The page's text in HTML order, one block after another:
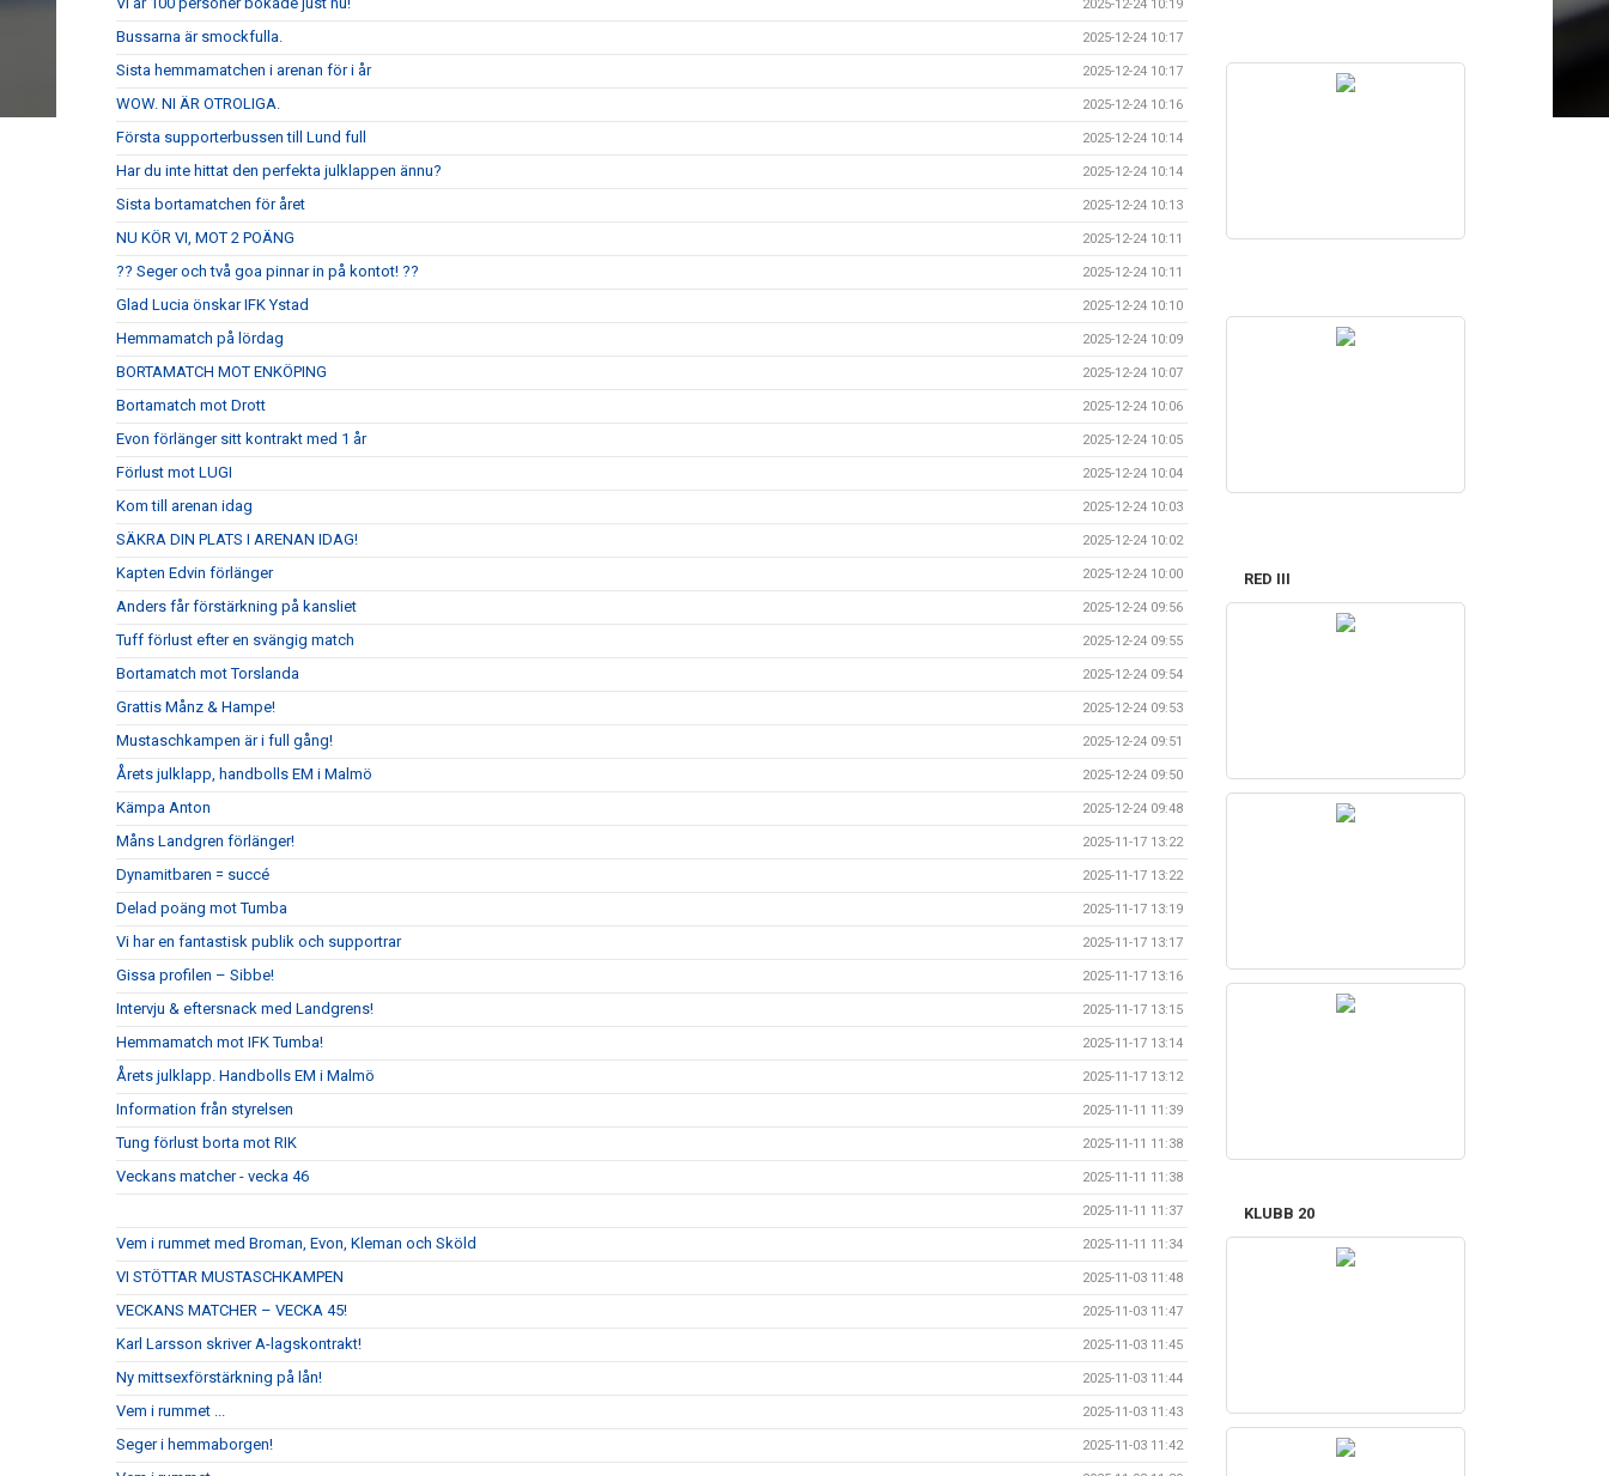
2025-12-24 10:19
Bussarna är smockfulla. 2025-12-24 10:17
Sista hemmamatchen i arenan för i år 2025-12-24 10:17
WOW. NI ÄR OTROLIGA. 2025-12-24 10:16
Första supporterbussen till Lund full 2025-12-24 10:14
Har du inte hittat den perfekta julklappen ännu? 2025-12-24 10:14
Sista bortamatchen för året 2025-12-24 10:13
NU KÖR VI, MOT 2 POÄNG 2025-12-24 10:11
?? Seger och två goa pinnar in på kontot! ?? 2025-12-24 10:11
Glad Lucia önskar IFK Ystad 2025-12-24 10:10
Hemmamatch på lördag 2025-12-24 10:09
BORTAMATCH MOT ENKÖPING 2025-12-24 10:07
Bortamatch mot Drott 2025-12-24 10:06
Evon förlänger sitt kontrakt med 1 år 2025-12-24 10:05
Förlust mot LUGI 2025-12-24 10:04
Kom till arenan idag 2025-12-24 10:03
SÄKRA DIN PLATS I ARENAN IDAG! 2025-12-24 10:02
Kapten Edvin förlänger 2025-12-24 10:00
Anders får förstärkning på kansliet 2025-12-24 09:56
Tuff förlust efter en svängig match 2025-12-24 09:55
Bortamatch mot Torslanda 2025-12-24 09:54
Grattis Månz & Hampe! 2025-12-24 09:53
Mustaschkampen är i full gång! 2025-12-24 09:51
Årets julklapp, handbolls EM i Malmö 2025-12-24 09:50
Kämpa Anton 2025-12-24 09:48
Måns Landgren förlänger! 2025-11-17 13:22
Dynamitbaren = succé 2025-11-17 13:22
Delad poäng mot Tumba 2025-11-17 13:19
Vi har en fantastisk publik och supportrar 2025-11-17 13:17
Gissa profilen – Sibbe! 2025-11-17 13:16
Intervju & eftersnack med Landgrens! 2025-11-17 13:15
Hemmamatch mot IFK Tumba! 2025-11-17 13:14
Årets julklapp. Handbolls EM i Malmö 2025-11-17 13:12
Information från styrelsen 2025-11-11 11:39
Tung förlust borta mot RIK 2025-11-11 11:38
Veckans matcher - vecka 46 2025-11-11 11:38
2025-11-11 11:37
Vem i rummet med Broman, Evon, Kleman och Sköld 2025-11-11 11:34
VI STÖTTAR MUSTASCHKAMPEN 2025-11-03 11:48
VECKANS MATCHER – VECKA 45! 2025-11-03 11:47
Karl Larsson skriver A-lagskontrakt! 2025-11-03 11:45
Ny mittsexförstärkning på lån! 2025-11-03 11:44
Vem i rummet ... 2025-11-03 11:43
Seger i hemmaborgen! 2025-11-03 11:42
RED III
KLUBB 20